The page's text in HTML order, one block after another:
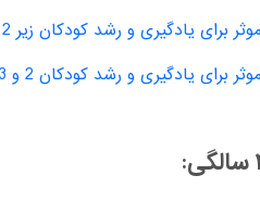
برای یادگیری و رشد کودکان زیر 2 سال
یادگیری و رشد کودکان 2 و 3 ساله